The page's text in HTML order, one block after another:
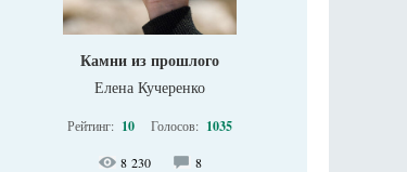
Камни из прошлого
Елена Кучеренко
Рейтинг: 10 Голосов: 1035
8 230 8